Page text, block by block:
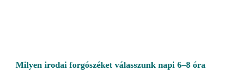
Milyen irodai forgószéket válasszunk napi 6–8 óra